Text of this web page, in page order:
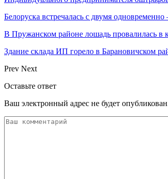
Белоруска встречалась с двумя
В Пружанском районе лошадь провалилась в
Здание склада ИП горело в Барановичском
Prev Next
Оставьте ответ
Ваш электронный адрес не будет